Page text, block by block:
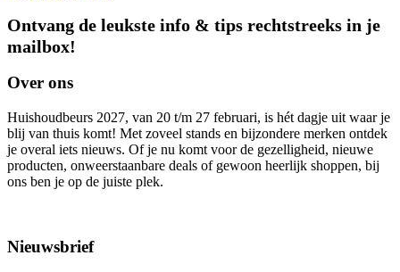
Ontvang de leukste info & tips rechtstreeks in je
mailbox!
Over ons
Huishoudbeurs 2027, van 20 t/m 27 februari, is hét dagje uit waar je
blij van thuis komt! Met zoveel stands en bijzondere merken ontdek
je overal iets nieuws. Of je nu komt voor de gezelligheid, nieuwe
producten, onweerstaanbare deals of gewoon heerlijk shoppen, bij
ons ben je op de juiste plek.
Nieuwsbrief